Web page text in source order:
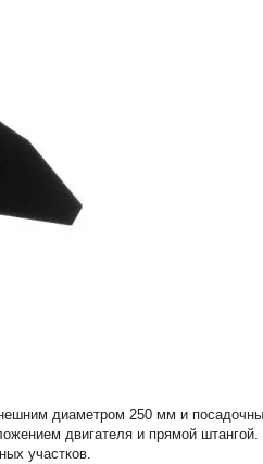
диаметром 250 мм и
двигателя и прямой
участков.